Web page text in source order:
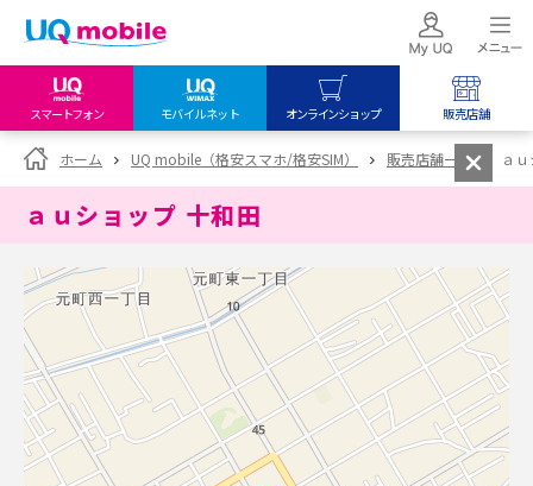
スマートフォン モバイルネット オンラインショップ 販売店舗
my UQ WiMAX
UQ WiMAX ご契約の方
My UQ mobile
UQ mobile
データチャージサイト
UQ mobile
オンラインショップ
UQ WiMAX
UQ mobile
販売店舗
UQ WiMAX
ホーム UQ mobile（格安スマホ/格安SIM） 販売店舗一覧 ａ
ａｕショップ 十和田